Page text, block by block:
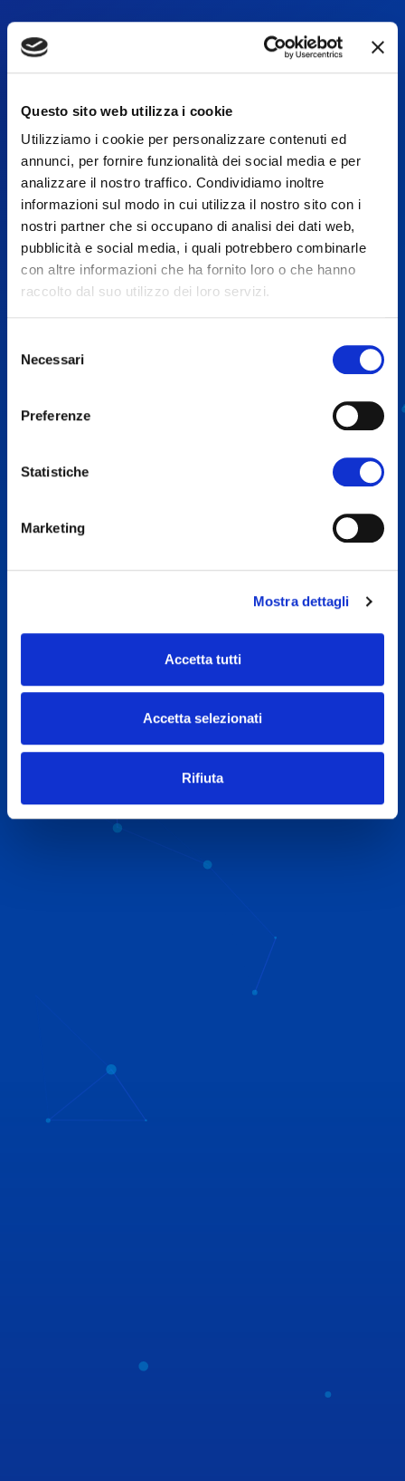
Questo sito web utilizza i cookie
Utilizziamo i cookie per personalizzare contenuti ed
annunci, per fornire funzionalità dei social media e per
analizzare il nostro traffico. Condividiamo inoltre
informazioni sul modo in cui utilizza il nostro sito con i
nostri partner che si occupano di analisi dei dati web,
pubblicità e social media, i quali potrebbero combinarle
con altre informazioni che ha fornito loro o che hanno
raccolto dal suo utilizzo dei loro servizi.
delNecessari
Preferenze
Statistiche
Marketing
Mostra dettagli
Accetta tutti
Accetta selezionati
Rifiuta
PALERMONOWBOT
Il chatbot Telegram dedicato alle notizie e agli eventi della
città di Palermo